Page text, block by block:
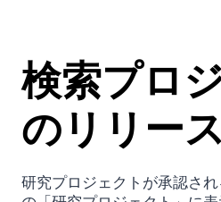
検索プロ
のリリース
研究プロジェクトが承認さ